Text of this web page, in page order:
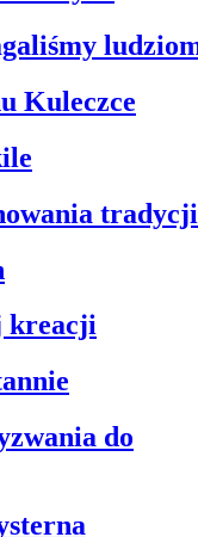
Kuleczce
tradycji
kreacji
do